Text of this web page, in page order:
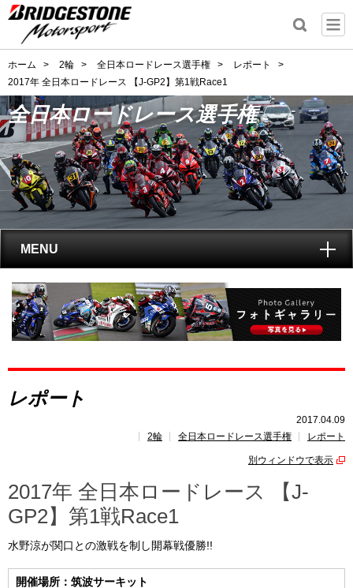
ホーム > 2輪 > 全日本ロードレース選手権 > レポート
>
2017年 全日本ロードレース 【J-GP2】第1戦Race1
全日本ロードレース選手権
MENU
トップ
全日本ロードレース選手権とは?
レポート
速報
ポイント ランキング
レポート
2017.04.09
2輪
全日本ロードレース選手権 レポート
別ウィンドウで表示
2017年 全日本ロードレース 【J-
GP2】第1戦Race1
水野涼が関口との激戦を制し開幕戦優勝!!
開催場所：筑波サーキット